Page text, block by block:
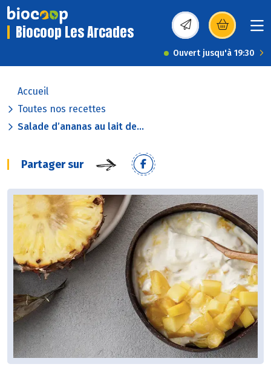
Biocoop Les Arcades (s’ouvre dans une
Ouvert jusqu'à 19:30
Accueil
Toutes nos recettes
Salade d’ananas au lait de...
Partager sur